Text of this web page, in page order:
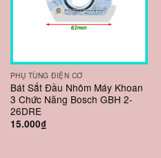
PHỤ TÙNG ĐIỆN CƠ
Bát Sắt Đầu Nhôm Máy Khoan
3 Chức Năng Bosch GBH 2-
26DRE
15.000₫